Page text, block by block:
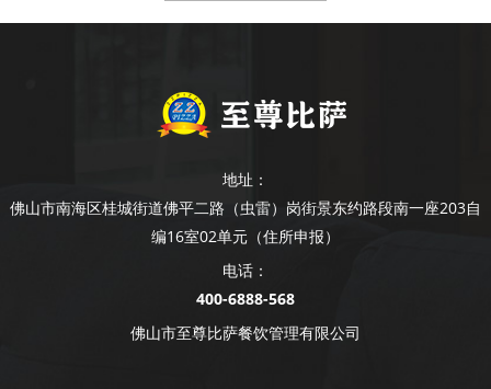
地址：
佛山市南海区桂城街道佛平二路（虫雷）岗街景东约路段南一座203自
编16室02单元（住所申报）
电话：
400-6888-568
佛山市至尊比萨餐饮管理有限公司